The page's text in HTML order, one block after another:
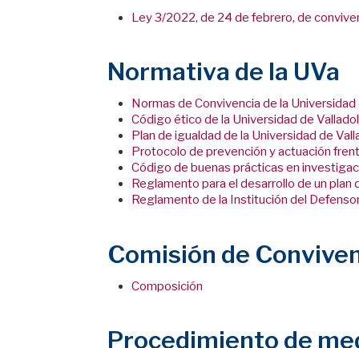
Ley 3/2022, de 24 de febrero, de
Normativa de la UVa
Normas de Convivencia de la
Código ético de la Universidad de
Plan de igualdad de la Universidad de
Protocolo de prevención y actuación
Código de buenas prácticas en
Reglamento para el desarrollo de un plan
Reglamento de la Institución del
Comisión de
Composición
Procedimiento de